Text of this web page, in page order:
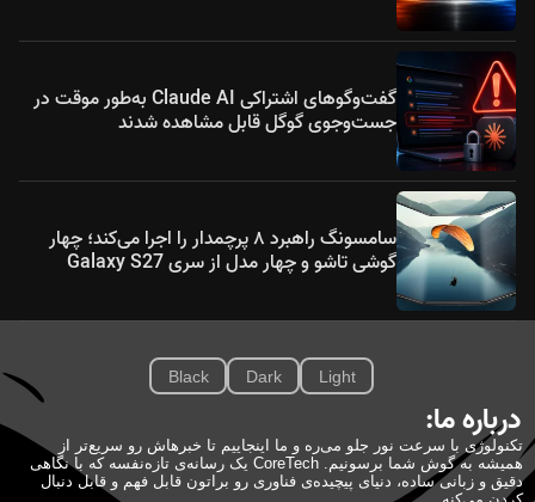
گفت‌وگوهای اشتراکی Claude AI به‌طور موقت در
جست‌وجوی گوگل قابل مشاهده شدند
سامسونگ راهبرد ۸ پرچمدار را اجرا می‌کند؛ چهار
گوشی تاشو و چهار مدل از سری Galaxy S27
Light
Dark
Black
درباره ما:
تکنولوژی با سرعت نور جلو می‌ره و ما اینجاییم تا خبرهاش رو سریع‌تر از
همیشه به گوش شما برسونیم. CoreTech یک رسانه‌ی تازه‌نفسه که با نگاهی
دقیق و زبانی ساده، دنیای پیچیده‌ی فناوری رو براتون قابل فهم و قابل دنبال